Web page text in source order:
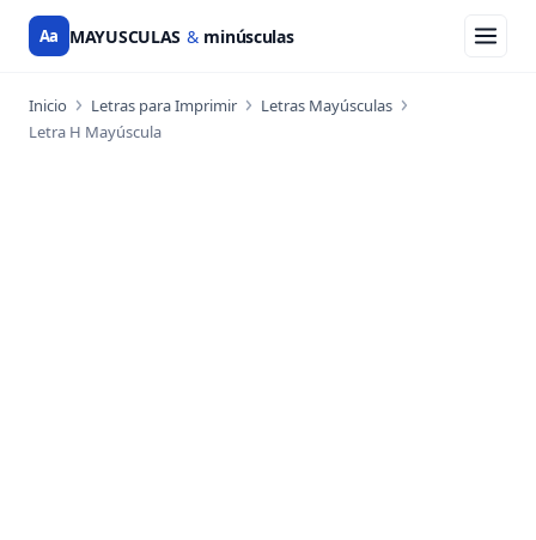
Aa MAYUSCULAS & minúsculas
Inicio Letras para Imprimir
Letras Mayúsculas
Letra H Mayúscula